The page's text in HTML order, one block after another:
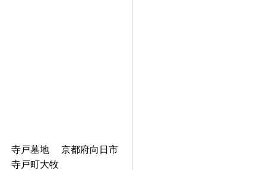
寺戸墓地 京都府向日市
寺戸町大牧